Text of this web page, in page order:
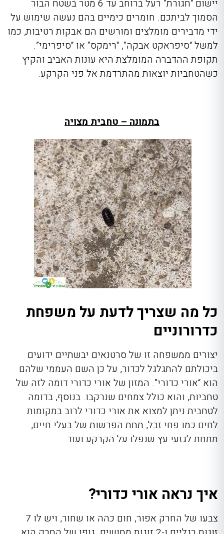
יישום “חגורת” רעל ברוחב עד 6 מטר בשטח הבור
הסמוך לביתכם. חומרים כימיים בהם נעשה שימוש על
ידי מדבירים מומלצים ומורשים הם אבקות רטיבות, כמו
למשל “סיפראקט אבקה”, “רימקס” או “סיפרימי”.
תקופת ההדברה המומלצת היא עונות האביב והקיץ
כשהטחביות יוצאות מהתרדמת אל פני הקרקע.
בתמונה – טחבית מצויה
כל מה שצריך לדעת על משפחת
כדרורוניים
יצורים ממשפחה זו של סרטנאים יבשתיים ידועים
ביכולתם להתגלגל לכדור, על כן השם העממי שלהם
הוא “אורי כדורי”. המזון של אורי כדורי דומה לזה של
טחביות, והוא כולל צמחים שנרקבו. בנוסף, בדומה
לטחבית ניתן למצוא את אורי כדורי לרוב במקומות
לחים כמו פחי זבל, תחת הפרשות של בעלי חיים,
מתחת לגזעי עץ שנפלו על הקרקע ועוד.
איך נראה אורי כדורי?
צבעו של החרק אפור, חום כהה או שחור, ויש לו 7